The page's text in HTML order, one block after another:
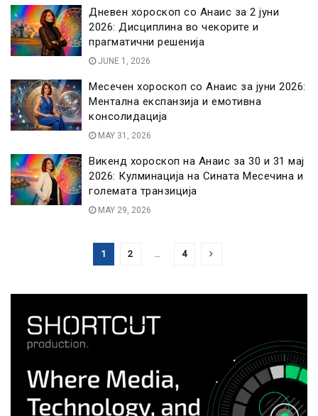
Дневен хороскоп со Анаис за 2 јуни
2026: Дисциплина во чекорите и
прагматични решенија
JUNE 1, 2026
Месечен хороскоп со Анаис за јуни 2026:
Ментална експанзија и емотивна
консолидација
MAY 31, 2026
Викенд хороскоп на Анаис за 30 и 31 мај
2026: Кулминација на Сината Месечина и
големата транзиција
MAY 29, 2026
1 2 … 4